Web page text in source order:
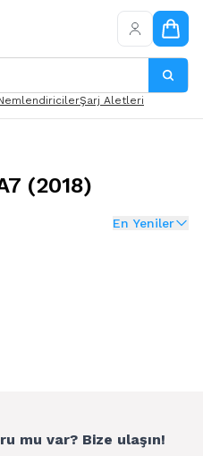
Şarj Aletleri
(2018)
En Yeniler
mu var? Bize ulaşın!